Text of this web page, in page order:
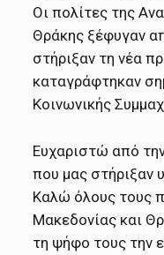
Οι πολίτες της
Θράκης ξέφυγαν
στήριξαν τη νέα
καταγράφτηκαν
Κοινωνικής
Ευχαριστώ από
που μας στήριξαν
Καλώ όλους τους
Μακεδονίας και
τη ψήφο τους την